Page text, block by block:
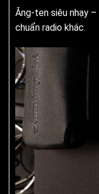
Ăng-ten siêu nhạy
chuẩn radio khác.